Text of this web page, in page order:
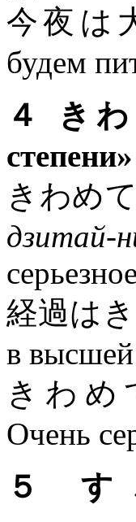
今夜は
будем
４ き
степени»
きわめ
дзитай-
経過は
в высшей
きわ
Очень
５ す